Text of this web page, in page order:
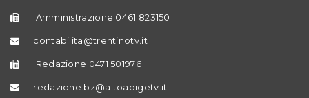
Amministrazione 0461 823150
contabilita@trentinotv.it
Redazione 0471 501976
redazione.bz@altoadigetv.it